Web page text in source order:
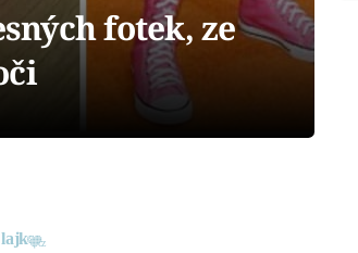
fotek, ze